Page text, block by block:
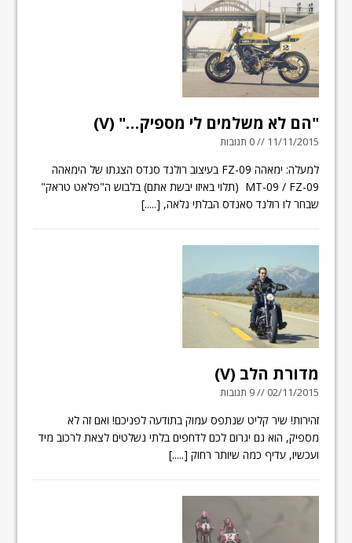
"הם לא משלמים לי מספיק…" (V)
11/11/2015 // 0 תגובות
למעלה: ימאהה FZ-09 בעיצוב רולנד סנדס הצגתו של הימאהה
MT-09 / FZ-09 (תלוי באיזו יבשת אתם) בלבוש ה"פלאט טראק"
שבחר לו רולנד סאנדס הבלתי נלאה, [.....]
מדורת הלב (V)
02/11/2015 // 9 תגובות
זהירות! שיר קליט שנתפס עמוק בתודעה לפניכם! ואם זה לא
מספיק, הוא גם יגרום לכם לדחפים בלתי נשלטים לצאת לרכוב מיד
ועכשיו, עדיף כמה שיותר רחוק [.....]